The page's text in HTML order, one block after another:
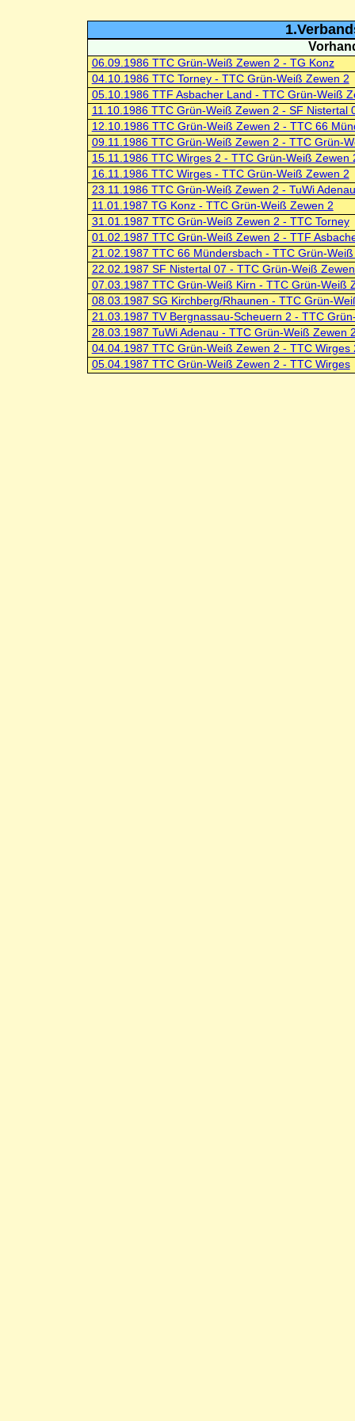
06.09.1986 TTC Grün-Weiß Zewen 2 - TG Konz
04.10.1986 TTC Torney - TTC Grün-Weiß Zewen 2
05.10.1986 TTF Asbacher Land - TTC Grün-Weiß
11.10.1986 TTC Grün-Weiß Zewen 2 - SF Nistertal
12.10.1986 TTC Grün-Weiß Zewen 2 - TTC 66
09.11.1986 TTC Grün-Weiß Zewen 2 - TTC Grün-
15.11.1986 TTC Wirges 2 - TTC Grün-Weiß Zewen
16.11.1986 TTC Wirges - TTC Grün-Weiß Zewen 2
23.11.1986 TTC Grün-Weiß Zewen 2 - TuWi Adenau
11.01.1987 TG Konz - TTC Grün-Weiß Zewen 2
31.01.1987 TTC Grün-Weiß Zewen 2 - TTC Torney
01.02.1987 TTC Grün-Weiß Zewen 2 - TTF
21.02.1987 TTC 66 Mündersbach - TTC Grün-
22.02.1987 SF Nistertal 07 - TTC Grün-Weiß
07.03.1987 TTC Grün-Weiß Kirn - TTC Grün-Weiß
08.03.1987 SG Kirchberg/Rhaunen - TTC Grün-
21.03.1987 TV Bergnassau-Scheuern 2 - TTC
28.03.1987 TuWi Adenau - TTC Grün-Weiß Zewen
04.04.1987 TTC Grün-Weiß Zewen 2 - TTC Wirges
05.04.1987 TTC Grün-Weiß Zewen 2 - TTC Wirges